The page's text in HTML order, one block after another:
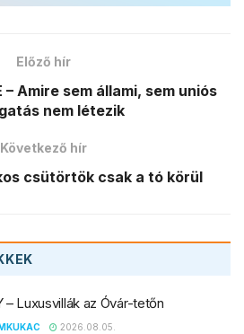
Előző hír
– Amire sem állami, sem uniós
nem létezik
Következő hír
csütörtök csak a tó körül
– Luxusvillák az Óvár-tetőn
2026.08.05.